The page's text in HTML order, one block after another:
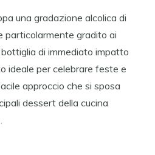
una gradazione alcolica di
particolarmente gradito ai
di immediato impatto
ideale per celebrare feste e
approccio che si sposa
dessert della cucina